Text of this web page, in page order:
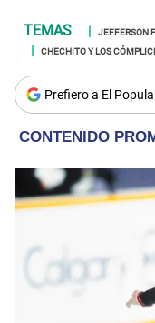
JEFFERSON
CHECHITO Y LOS
Prefiero a El